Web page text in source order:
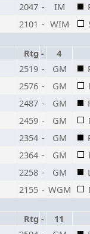
2047 - IM
2101 - WIM
Rtg -
4
2519 - GM
2576 - GM
2487 - GM
2459 - GM
2354 - GM
2364 - GM
2258 - GM
2155 - WGM
Rtg -
11